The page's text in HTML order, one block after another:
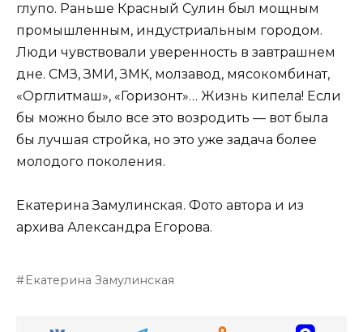
глупо. Раньше Красный Сулин был мощным
промышленным, индустриальным городом.
Люди чувствовали уверенность в завтрашнем
дне. СМЗ, ЗМИ, ЗМК, молзавод, мясокомбинат,
«Орглитмаш», «Горизонт»… Жизнь кипела! Если
бы можно было все это возродить — вот была
бы лучшая стройка, но это уже задача более
молодого поколения.
Екатерина Замулинская. Фото автора и из
архива Александра Егорова.
Екатерина Замулинская